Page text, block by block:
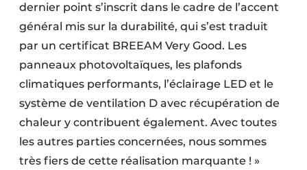
dernier point s’inscrit dans le cadre de l’accent
général mis sur la durabilité, qui s’est traduit
par un certificat BREEAM Very Good. Les
panneaux photovoltaïques, les plafonds
climatiques performants, l’éclairage LED et le
système de ventilation D avec récupération de
chaleur y contribuent également. Avec toutes
les autres parties concernées, nous sommes
très fiers de cette réalisation marquante ! »